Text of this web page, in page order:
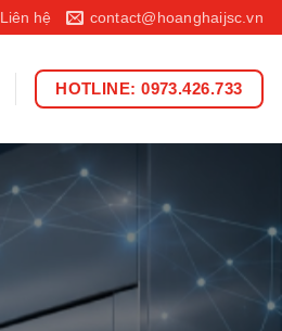
Liên hệ contact@hoanghaijsc.vn
HOTLINE: 0973.426.733